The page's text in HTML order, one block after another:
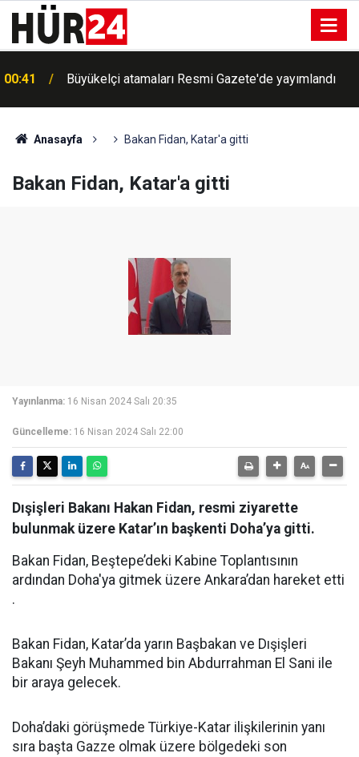
00:41 Büyükelçi atamaları Resmi Gazete'de yayımlandı
Anasayfa Bakan Fidan, Katar'a gitti
Bakan Fidan, Katar'a gitti
Yayınlanma: 16 Nisan 2024 Salı 20:35
Güncelleme: 16 Nisan 2024 Salı 22:00
Dışişleri Bakanı Hakan Fidan, resmi ziyarette
bulunmak üzere Katar’ın başkenti Doha’ya gitti.
Bakan Fidan, Beştepe’deki Kabine Toplantısının
ardından Doha'ya gitmek üzere Ankara’dan hareket etti
.
Bakan Fidan, Katar’da yarın Başbakan ve Dışişleri
Bakanı Şeyh Muhammed bin Abdurrahman El Sani ile
bir araya gelecek.
Doha’daki görüşmede Türkiye-Katar ilişkilerinin yanı
sıra başta Gazze olmak üzere bölgedeki son